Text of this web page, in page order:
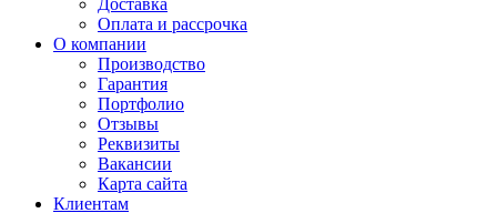
Доставка
Оплата и рассрочка
О компании
Производство
Гарантия
Портфолио
Отзывы
Реквизиты
Вакансии
Карта сайта
Клиентам